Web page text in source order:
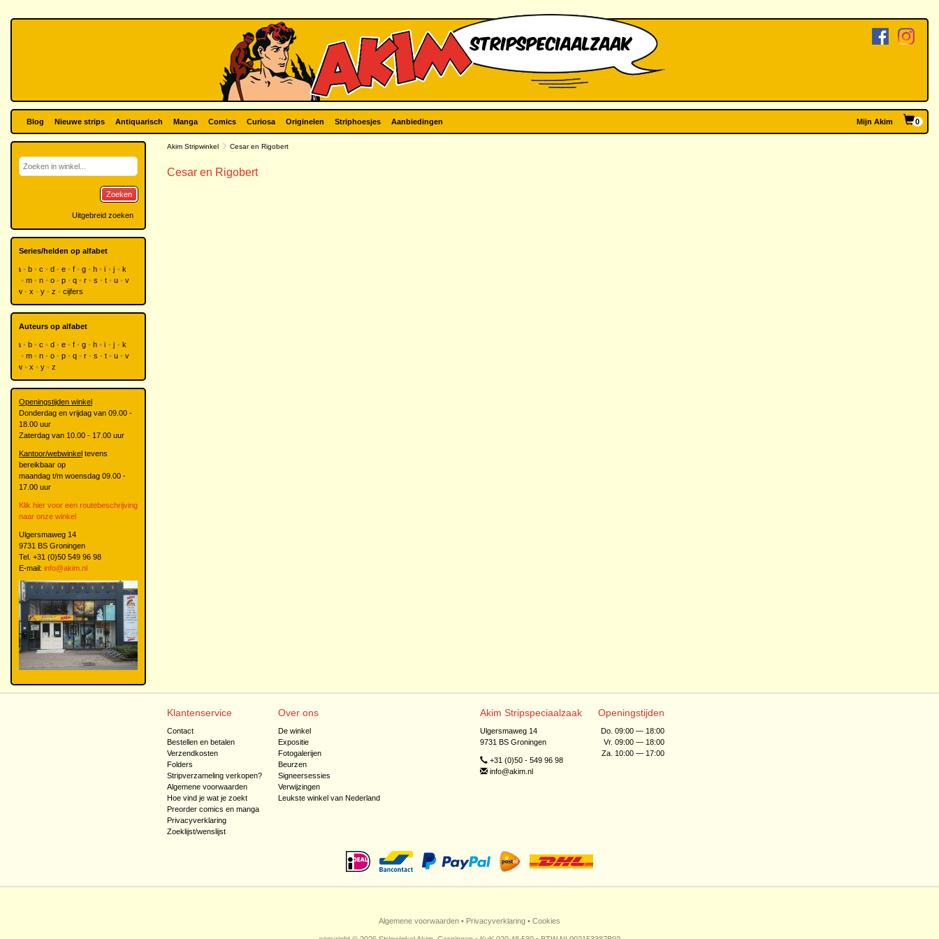
Blog Nieuwe strips Antiquarisch Manga Comics Curiosa Originelen Striphoesjes Aanbiedingen Mijn Akim 0
Akim Stripwinkel Cesar en Rigobert
Cesar en Rigobert
Zoeken
Uitgebreid zoeken
Series/helden op alfabet
a b c d e f g h i j
k
m n o p q r s t u
v
w
x y z cijfers
Auteurs op alfabet
a b c d e f g h i j
k
m n o p q r s t u
v
w
x y z
Openingstijden winkel
Donderdag en vrijdag van 09.00 -
18.00 uur
Zaterdag van 10.00 - 17.00 uur
Kantoor/webwinkel tevens
bereikbaar op
maandag t/m woensdag 09.00 -
17.00 uur
Klik hier voor een routebeschrijving
naar onze winkel
Ulgersmaweg 14
9731 BS Groningen
Tel. +31 (0)50 549 96 98
E-mail: info@akim.nl
Klantenservice
Contact
Bestellen en betalen
Verzendkosten
Folders
Stripverzameling verkopen?
Algemene voorwaarden
Hoe vind je wat je zoekt
Preorder comics en manga
Privacyverklaring
Zoeklijst/wenslijst
Over ons
De winkel
Expositie
Fotogalerijen
Beurzen
Signeersessies
Verwijzingen
Leukste winkel van Nederland
Akim Stripspeciaalzaak
Ulgersmaweg 14
9731 BS Groningen
+31 (0)50 - 549 96 98
info@akim.nl
Openingstijden
Do. 09:00 — 18:00
Vr. 09:00 — 18:00
Za. 10:00 — 17:00
Algemene voorwaarden • Privacyverklaring • Cookies